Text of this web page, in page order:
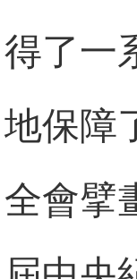
得了一
地保障
全會擘